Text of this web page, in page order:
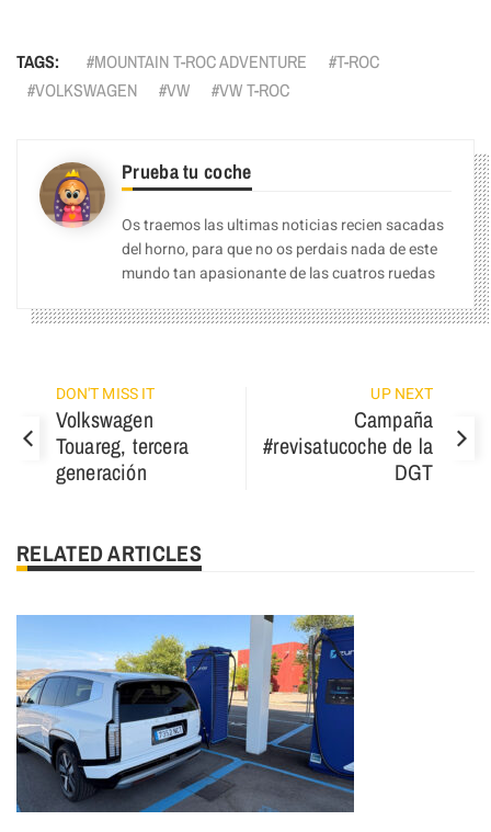
TAGS: MOUNTAIN T-ROC ADVENTURE
T-ROC
VOLKSWAGEN
VW VW T-ROC
Prueba tu coche
Os traemos las ultimas noticias recien sacadas
del horno, para que no os perdais nada de este
mundo tan apasionante de las cuatros ruedas
DON'T MISS IT
Volkswagen
Touareg, tercera
generación
UP NEXT
Campaña
#revisatucoche de la
DGT
RELATED ARTICLES